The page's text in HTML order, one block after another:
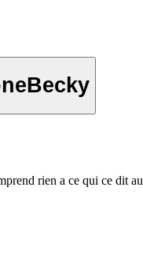
rien a ce qui ce dit